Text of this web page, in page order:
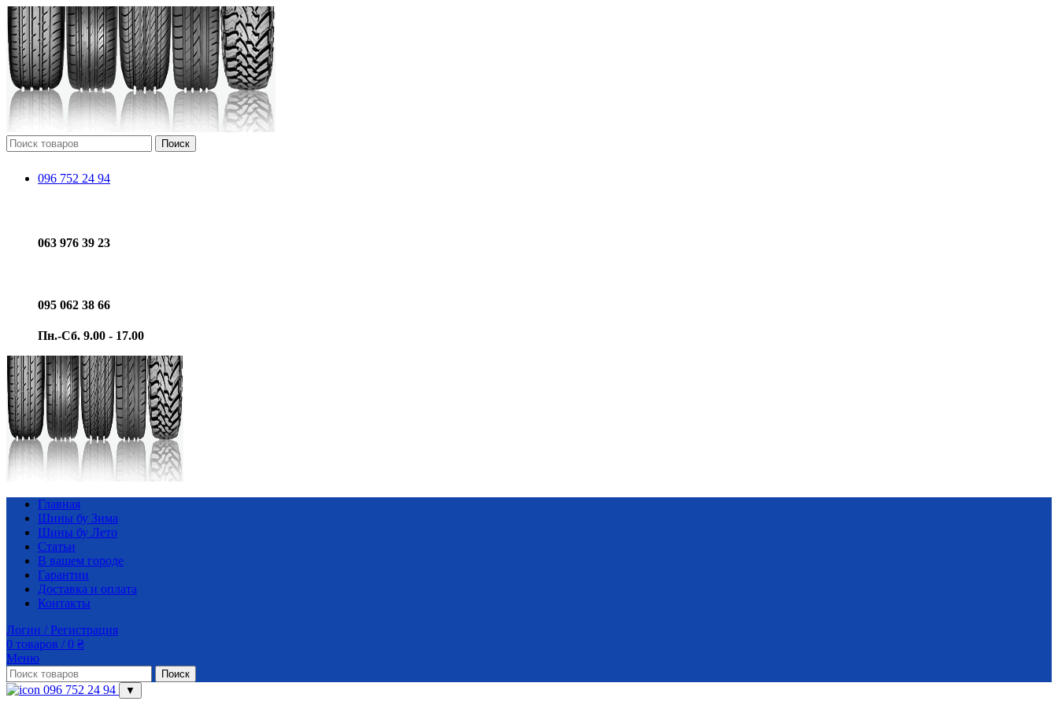
Поиск
096 752 24 94
063 976 39 23
095 062 38 66
Пн.-Сб. 9.00 - 17.00
Главная
Шины бу Зима
Шины бу Лето
Статьи
В вашем городе
Гарантии
Доставка и оплата
Контакты
Логин / Регистрация
0 товаров / 0 ₴
Меню
Поиск
096 752 24 94 ▼